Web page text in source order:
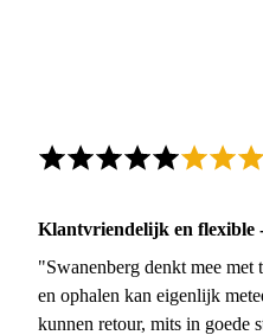
Klantvriendelijk en flexible
"Swanenberg denkt mee met
en ophalen kan eigenlijk
kunnen retour, mits in goede